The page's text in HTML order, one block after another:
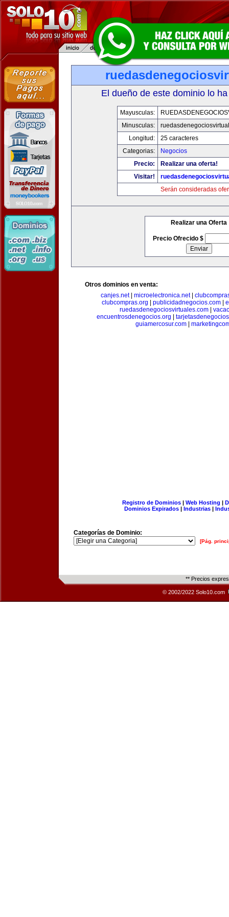
El dueño de este dominio lo
Mayusculas:
Minusculas:
Longitud:
25 caracteres
Categorias:
Negocios
Precio:
Realizar una oferta!
Visitar!
Serán consideradas
Realizar una Oferta
Precio Ofrecido $
Otros dominios en venta:
canjes.net| microelectronica.net|
clubcompras.org
publicidadnegocios.com
ruedasdenegociosvirtuales.com|
encuentrosdenegocios.org
guiamercosur.com
Registro de Dominios| Web Hosting |
Dominios Expirados | Industrias |
Categorías de Dominio:
[Pág.
** Precios
© 2002/2022 Solo10.com